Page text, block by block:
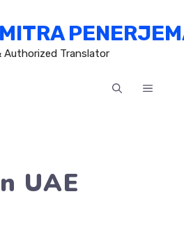
Authorized Translator
MENU
UAE